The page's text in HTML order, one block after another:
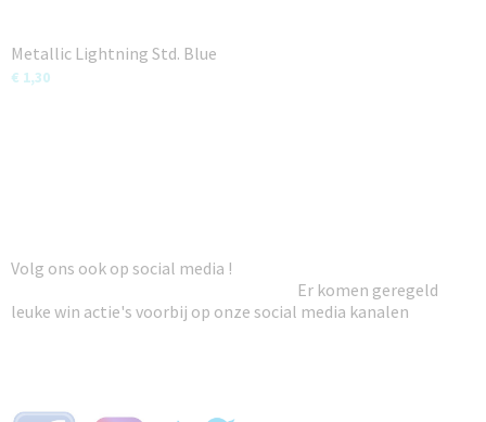
Metallic Lightning Std. Blue
€ 1,30
Volg ons ook op social media !
Er komen geregeld
leuke win actie's voorbij op onze social media kanalen